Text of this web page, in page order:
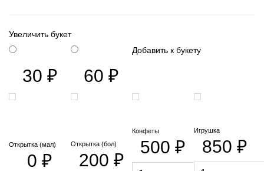
Увеличить букет
30 ₽ 60 ₽
Добавить к букету
Открытка (мал)
0 ₽
Открытка (бол)
200 ₽
Конфеты
500 ₽
Игрушка
850 ₽